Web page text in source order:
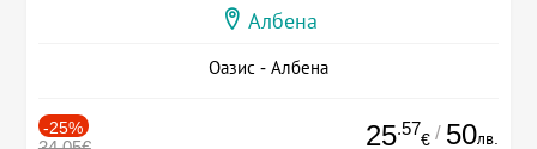
Албена
Оазис - Албена
-25% 25.57
€ / 50лв.